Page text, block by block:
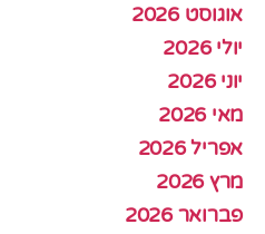
אוגוסט 2026
יולי 2026
יוני 2026
מאי 2026
אפריל 2026
מרץ 2026
פברואר 2026